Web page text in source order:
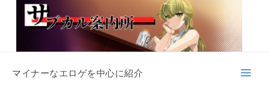
マイナーなエロゲを中心に紹介